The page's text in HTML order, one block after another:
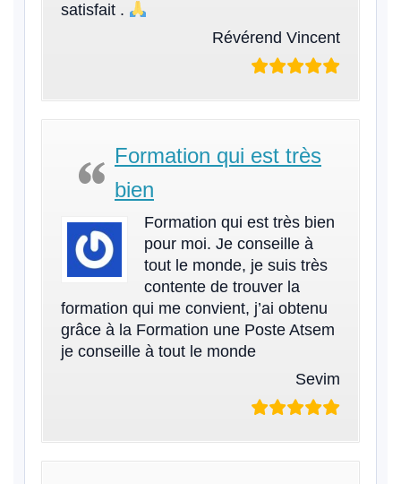
satisfait .
Révérend Vincent
Formation qui est très
bien
Formation qui est très bien
pour moi. Je conseille à
tout le monde, je suis très
contente de trouver la
formation qui me convient, j’ai obtenu
grâce à la Formation une Poste Atsem
je conseille à tout le monde
Sevim